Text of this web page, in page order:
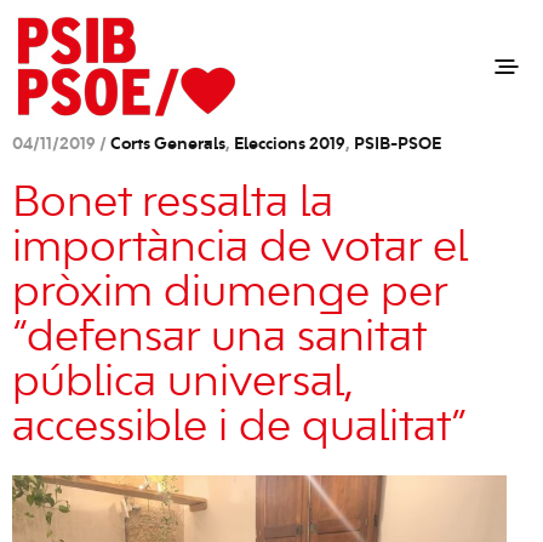
04/11/2019 / Corts Generals, Eleccions 2019, PSIB-PSOE
Bonet ressalta la
importància de votar el
pròxim diumenge per
“defensar una sanitat
pública universal,
accessible i de qualitat”